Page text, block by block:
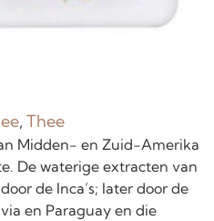
, Thee
Midden- en Zuid-Amerika
De waterige extracten van
de Inca’s; later door de
en Paraguay en die